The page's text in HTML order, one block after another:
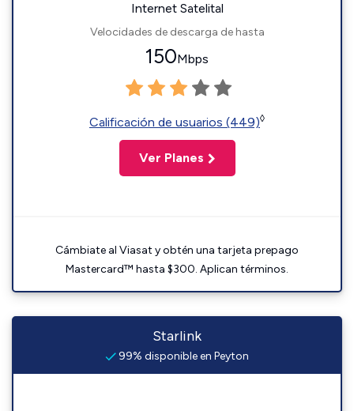
Internet Satelital
Velocidades de descarga de hasta
150Mbps
Calificación de usuarios (449)◊
Ver Planes
Cámbiate al Viasat y obtén una tarjeta prepago
Mastercard™ hasta $300. Aplican términos.
Starlink
99% disponible en Peyton